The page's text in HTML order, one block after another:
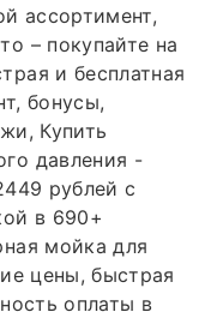
ассортимент,
– покупайте на
и бесплатная
бонусы,
Купить
давления -
рублей с
в 690+
мойка для
цены, быстрая
оплаты в